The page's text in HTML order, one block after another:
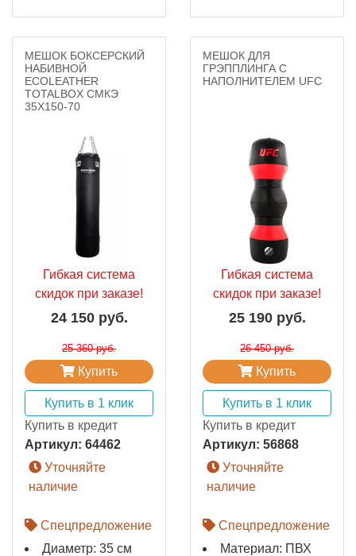
МЕШОК БОКСЕРСКИЙ
НАБИВНОЙ
ECOLEATHER
TOTALBOX СМКЭ
35Х150-70
Гибкая система
скидок при заказе!
24 150 руб.
25 360 руб.
Купить
Купить в 1 клик
Купить в кредит
Артикул: 64462
Уточняйте
наличие
Спецпредложение
Диаметр: 35 см
МЕШОК ДЛЯ
ГРЭППЛИНГА С
НАПОЛНИТЕЛЕМ UFC
Гибкая система
скидок при заказе!
25 190 руб.
26 450 руб.
Купить
Купить в 1 клик
Купить в кредит
Артикул: 56868
Уточняйте
наличие
Спецпредложение
Материал: ПВХ